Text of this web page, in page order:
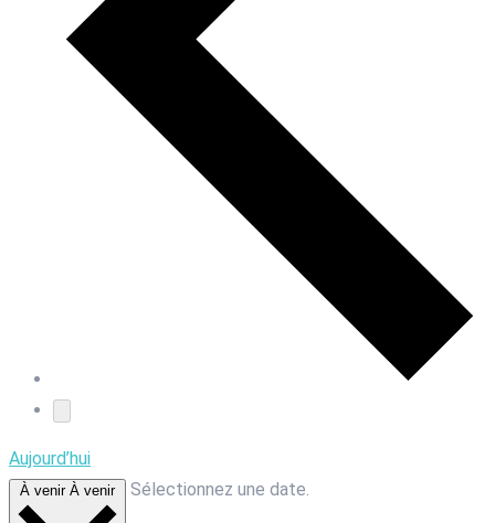
Aujourd’hui
À venir À venir Sélectionnez une date.